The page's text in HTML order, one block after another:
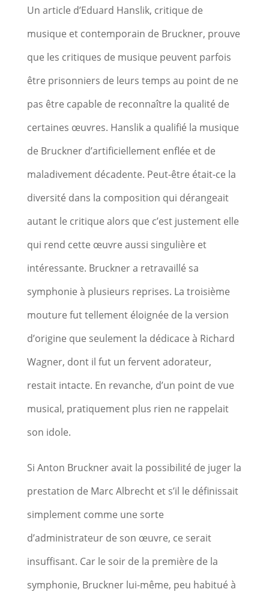
Un article d’Eduard Hanslik, critique de
musique et contemporain de Bruckner, prouve
que les critiques de musique peuvent parfois
être prisonniers de leurs temps au point de ne
pas être capable de reconnaître la qualité de
certaines œuvres. Hanslik a qualifié la musique
de Bruckner d’artificiellement enflée et de
maladivement décadente. Peut-être était-ce la
diversité dans la composition qui dérangeait
autant le critique alors que c’est justement elle
qui rend cette œuvre aussi singulière et
intéressante. Bruckner a retravaillé sa
symphonie à plusieurs reprises. La troisième
mouture fut tellement éloignée de la version
d’origine que seulement la dédicace à Richard
Wagner, dont il fut un fervent adorateur,
restait intacte. En revanche, d’un point de vue
musical, pratiquement plus rien ne rappelait
son idole.
Si Anton Bruckner avait la possibilité de juger la
prestation de Marc Albrecht et s’il le définissait
simplement comme une sorte
d’administrateur de son œuvre, ce serait
insuffisant. Car le soir de la première de la
symphonie, Bruckner lui-même, peu habitué à